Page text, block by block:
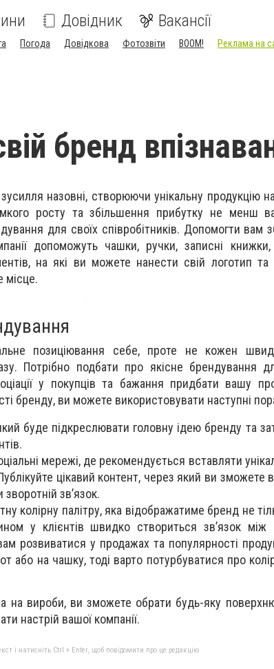
Довідник Вакансії
Погода Довідкова Фотозвіти BOOM! Реклама на
бренд
назовні, створюючи унікальну продукцію
росту та збільшення прибутку не менш
для своїх співробітників. Допомогти вам
допоможуть чашки, ручки, записні книжки,
на які ви можете нанести свій логотип та
місце.
позиціювання себе, проте не кожен
Потрібно подбати про якісне брендування
у покупців та бажання придбати вашу
бренду, ви можете використовувати наступні
буде підкреслювати головну ідею бренду та
мережі, де рекомендується вставляти
цікавий контент, через який ви зможете
зв’язок.
колірну палітру, яка відображатиме бренд не
у клієнтів швидко створиться зв’язок між
розвиватися у продажах та популярності
або на чашку, тоді варто потурбуватися про
на вироби, ви зможете обрати будь-яку
настрій вашої компанії.
і натисніть Ctrl + Enter, щоб повідомити про це редакцію